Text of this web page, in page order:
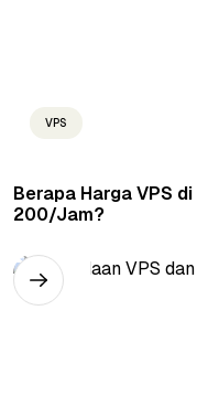
VPS
Berapa Harga VPS
200/Jam?